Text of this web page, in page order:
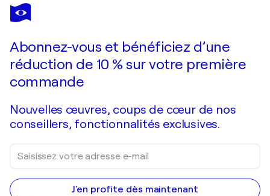
MARJAN FAHIMI
Il Passaggio
Abonnez-vous et bénéficiez d’une
réduction de 10 % sur votre première
commande
Nouvelles œuvres, coups de cœur de nos
conseillers, fonctionnalités exclusives.
J'en profite dès maintenant